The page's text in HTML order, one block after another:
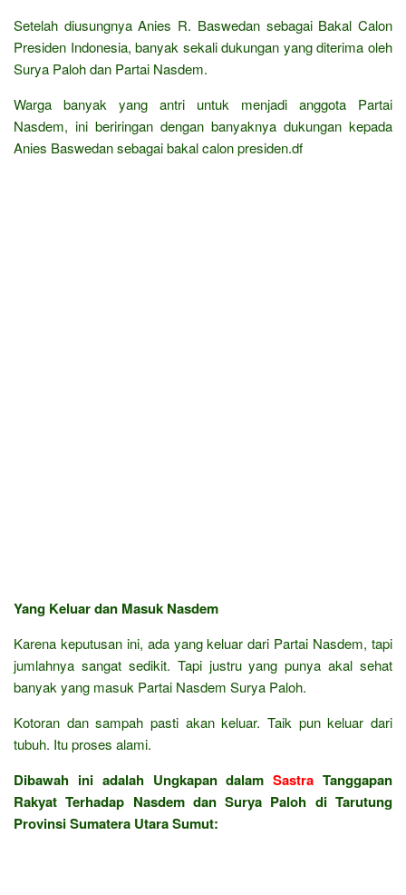
Setelah diusungnya Anies R. Baswedan sebagai Bakal Calon
Presiden Indonesia, banyak sekali dukungan yang diterima oleh
Surya Paloh dan Partai Nasdem.
Warga banyak yang antri untuk menjadi anggota Partai
Nasdem, ini beriringan dengan banyaknya dukungan kepada
Anies Baswedan sebagai bakal calon presiden.df
Yang Keluar dan Masuk Nasdem
Karena keputusan ini, ada yang keluar dari Partai Nasdem, tapi
jumlahnya sangat sedikit. Tapi justru yang punya akal sehat
banyak yang masuk Partai Nasdem Surya Paloh.
Kotoran dan sampah pasti akan keluar. Taik pun keluar dari
tubuh. Itu proses alami.
Dibawah ini adalah Ungkapan dalamSastra Tanggapan
Rakyat Terhadap Nasdem dan Surya Paloh di Tarutung
Provinsi Sumatera Utara Sumut: